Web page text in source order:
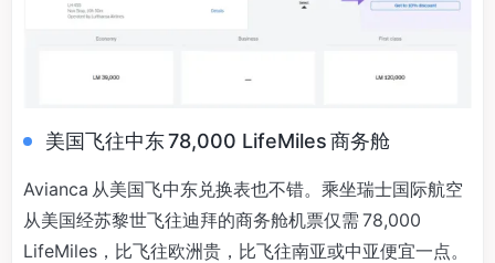
美国飞往中东 78,000 LifeMiles 商务舱
Avianca 从美国飞中东兑换表也不错。乘坐瑞士国际航空
从美国经苏黎世飞往迪拜的商务舱机票仅需 78,000
LifeMiles，比飞往欧洲贵，比飞往南亚或中亚便宜一点。